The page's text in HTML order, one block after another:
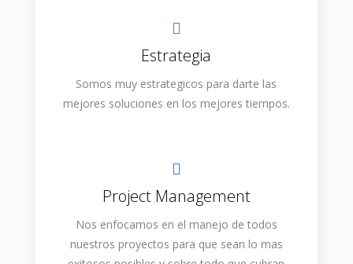
Estrategia
Somos muy estrategicos para darte las
mejores soluciones en los mejores tiempos.
Project Management
Nos enfocamos en el manejo de todos
nuestros proyectos para que sean lo mas